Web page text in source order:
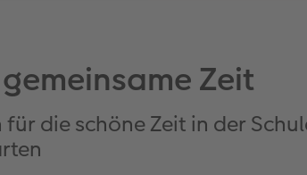
Zeit
die schöne Zeit in der